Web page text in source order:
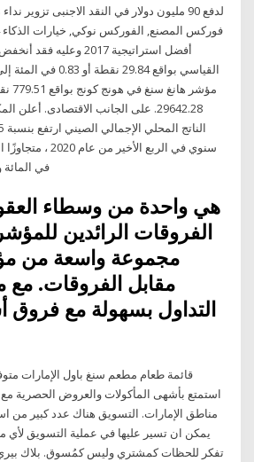
أفضل استراتيجية 2017
29642.28. على الجانب الاقتصادى.
في المائة وبزيادة
الفروقات الرائدين
مجموعة واسعة من
مقابل الفروقات. مع
التداول بسهولة مع
قائمة طعام مطعم سنغ باول الإمارات
استمتع بأشهى المأكولات والعروض الحصرية
مناطق الإمارات. التسويق هناك عدد كبير من
يمكن ان تسير عليها في عملية التسويق لأي
تفكر للحظات كمشتري وليس كمُسوق. بلاك بيري